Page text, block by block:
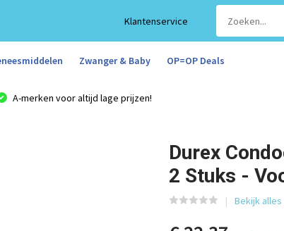
Klantenservice
Zwanger & Baby OP=OP Deals
A-merken voor altijd lage prijzen!
Durex
2 Stuks -
Bekijk